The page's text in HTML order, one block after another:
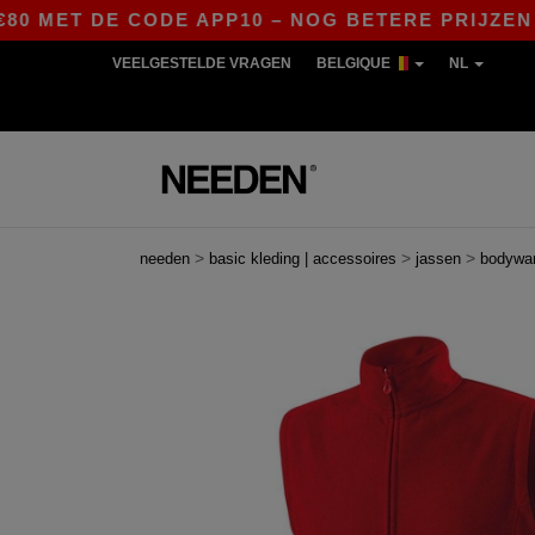
DE CODE APP10 – NOG BETERE PRIJZEN IN
VEELGESTELDE VRAGEN BELGIQUE NL
needen > basic kleding | accessoires > jassen >